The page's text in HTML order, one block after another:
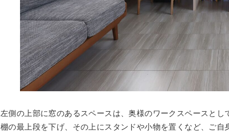
左側の上部に窓のあるスペースは、奥様のワークスペースと
棚の最上段を下げ、その上にスタンドや小物を置くなど、ご